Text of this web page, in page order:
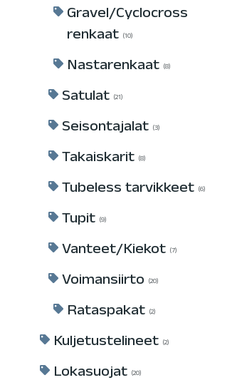
Gravel/Cyclocross
renkaat
10
Nastarenkaat 8
Satulat 21
Seisontajalat 3
Takaiskarit 8
Tubeless tarvikkeet 6
Tupit 9
Vanteet/Kiekot 7
Voimansiirto 20
Rataspakat 2
Kuljetustelineet 2
Lokasuojat 20